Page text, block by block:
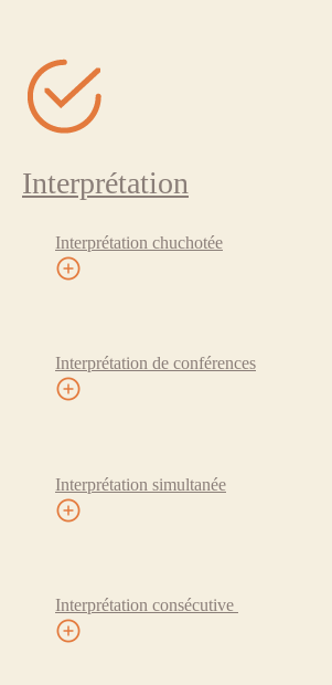
Interprétation
Interprétation chuchotée
Interprétation de conférences
Interprétation simultanée
Interprétation consécutive